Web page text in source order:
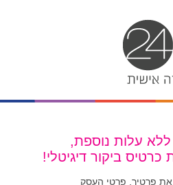
עלות נוספת,
כרטיס ביקור דיגיטלי!
פרטיך, פרטי העסק